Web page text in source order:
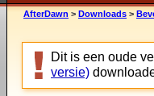
AfterDawn > Downloads >
Dit is een oude
versie)